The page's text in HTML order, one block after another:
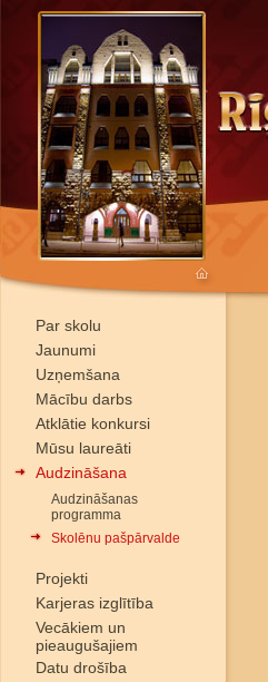
Par skolu
Jaunumi
Uzņemšana
Mācību darbs
Atklātie konkursi
Mūsu laureāti
Audzināšana
Audzināšanas
programma
Skolēnu pašpārvalde
Projekti
Karjeras izglītība
Vecākiem un
pieaugušajiem
Datu drošība